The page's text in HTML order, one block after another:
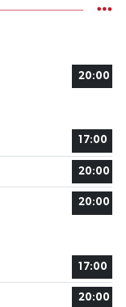
20:00
17:00
20:00
20:00
17:00
20:00